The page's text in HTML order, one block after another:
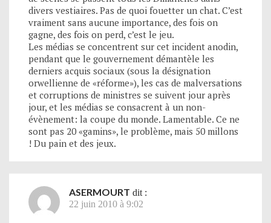
divers vestiaires. Pas de quoi fouetter un chat. C’est
vraiment sans aucune importance, des fois on
gagne, des fois on perd, c’est le jeu.
Les médias se concentrent sur cet incident anodin,
pendant que le gouvernement démantèle les
derniers acquis sociaux (sous la désignation
orwellienne de «réforme»), les cas de malversations
et corruptions de ministres se suivent jour après
jour, et les médias se consacrent à un non-
évènement: la coupe du monde. Lamentable. Ce ne
sont pas 20 «gamins», le problème, mais 50 millons
! Du pain et des jeux.
ASERMOURT dit :
22 juin 2010 à 9:02